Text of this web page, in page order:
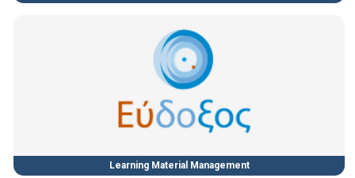
Learning Material Management